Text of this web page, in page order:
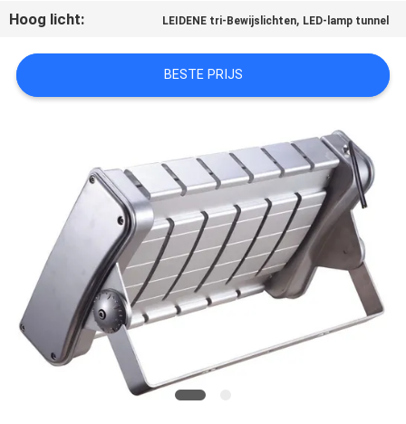
PRIVACY
Hoog licht: LEIDENE tri-Bewijslichten, LED-lamp tunnel
BESTE PRIJS